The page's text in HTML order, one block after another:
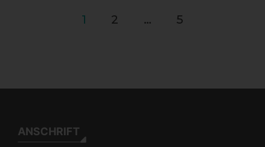
Beitragsnavigation
1 2 … 5
ANSCHRIFT